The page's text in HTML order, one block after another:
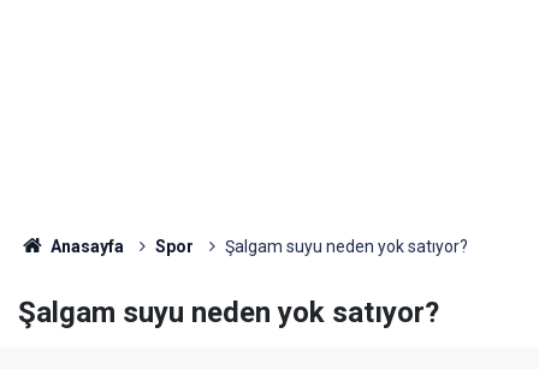
Anasayfa Spor Şalgam suyu neden yok satıyor?
Şalgam suyu neden yok satıyor?